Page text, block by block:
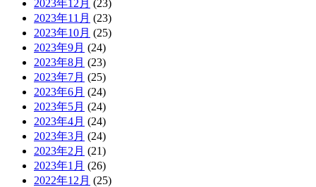
2023年12月 (23)
2023年11月 (23)
2023年10月 (25)
2023年9月 (24)
2023年8月 (23)
2023年7月 (25)
2023年6月 (24)
2023年5月 (24)
2023年4月 (24)
2023年3月 (24)
2023年2月 (21)
2023年1月 (26)
2022年12月 (25)